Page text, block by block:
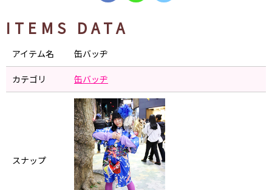
ITEMS DATA
アイテム名 缶バッヂ
カテゴリ 缶バッヂ
スナップ